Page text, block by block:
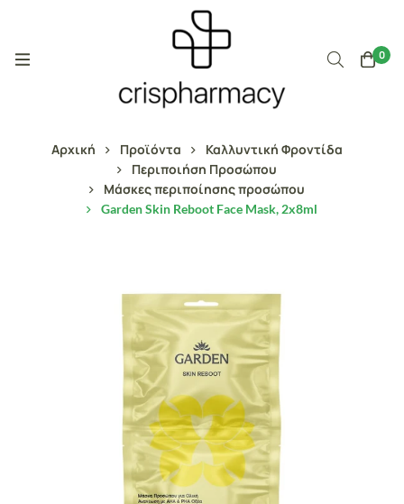
0
Αρχική Προϊόντα
Καλλυντική Φροντίδα
Περιποιήση Προσώπου
Μάσκες περιποίησης προσώπου
Garden Skin Reboot Face Mask, 2x8ml